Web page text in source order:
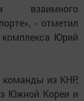
взаимного
- отметил
комплекса Юрий
команды из КНР,
Южной Кореи и